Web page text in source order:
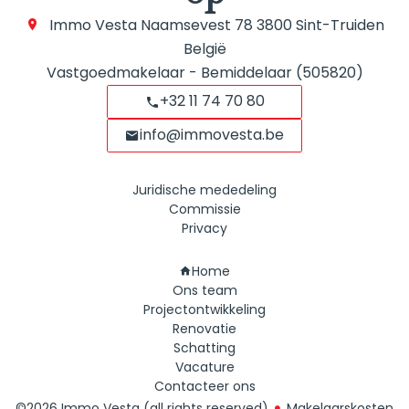
Immo VestaNaamsevest 78 3800Sint-Truiden
België
Vastgoedmakelaar - Bemiddelaar (505820)
+32 11 74 70 80
info@immovesta.be
Juridische mededeling
Commissie
Privacy
Home
Ons team
Projectontwikkeling
Renovatie
Schatting
Vacature
Contacteer ons